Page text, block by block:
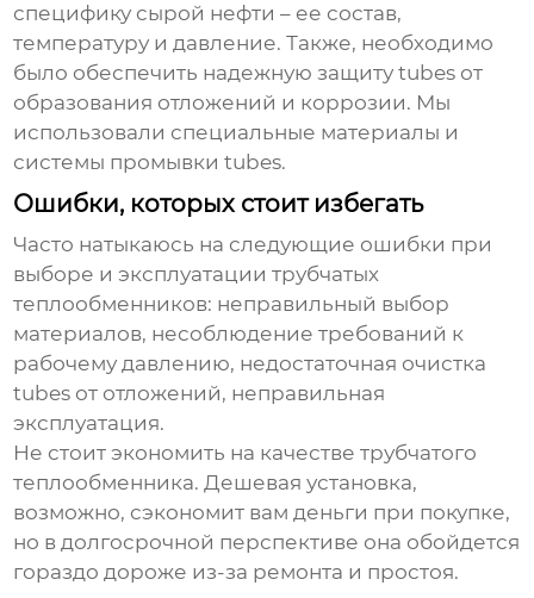
специфику сырой нефти – ее состав,
температуру и давление. Также, необходимо
было обеспечить надежную защиту tubes от
образования отложений и коррозии. Мы
использовали специальные материалы и
системы промывки tubes.
Ошибки, которых стоит избегать
Часто натыкаюсь на следующие ошибки при
выборе и эксплуатациитрубчатых
теплообменников: неправильный выбор
материалов, несоблюдение требований к
рабочему давлению, недостаточная очистка
tubes от отложений, неправильная
эксплуатация.
Не стоит экономить на качестветрубчатого
теплообменника. Дешевая установка,
возможно, сэкономит вам деньги при покупке,
но в долгосрочной перспективе она обойдется
гораздо дороже из-за ремонта и простоя.